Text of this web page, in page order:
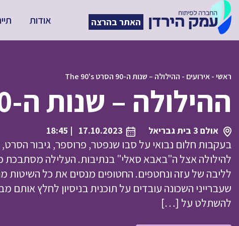
האתר בהרצה אודות
ראשי-אירועים - ההילולה – שנות ה-90 הסרט The 90's
ההילולה – שנות ה-90 הסרט The 90's
אולם 3 בית גבריאל 17.10.2023
| 18:45
בעקבות חלום נבואי על סבו שנפטר, פרוספר, גיבור
להילולה אצל ה"באבא סאלי" בנתיבות. העלילה
לליבה של עזה ונחטפים. החטופים מנסים את כל השיטות
שעברייני השכונה עובדים על תוכנית בניסיון לחלץ אותם
להשתלט על […]